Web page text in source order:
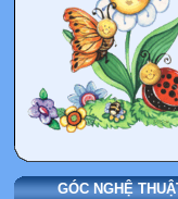
GÓC NGHỆ